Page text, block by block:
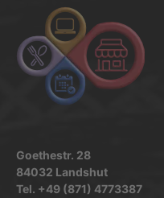
Goethestr. 28
84032 Landshut
Tel. +49 (871) 4773387